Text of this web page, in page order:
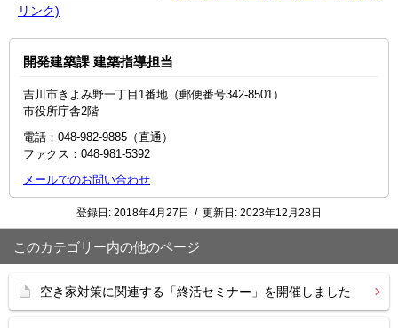
リンク)
開発建築課 建築指導担当
吉川市きよみ野一丁目1番地（郵便番号342-8501）
市役所庁舎2階
電話：048-982-9885（直通）
ファクス：048‐981‐5392
メールでのお問い合わせ
登録日: 2018年4月27日 / 更新日: 2023年12月28日
このカテゴリー内の他のページ
空き家対策に関連する「終活セミナー」を開催しました